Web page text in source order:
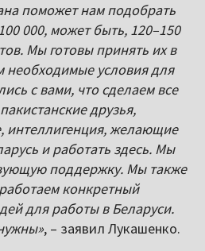
поможет нам подобрать
000, может быть, 120–150
Мы готовы принять их в
необходимые условия для
с вами, что сделаем все
друзья,
интеллигенция, желающие
и работать здесь. Мы
поддержку. Мы также
конкретный
для работы в Беларуси.
, – заявил Лукашенко.